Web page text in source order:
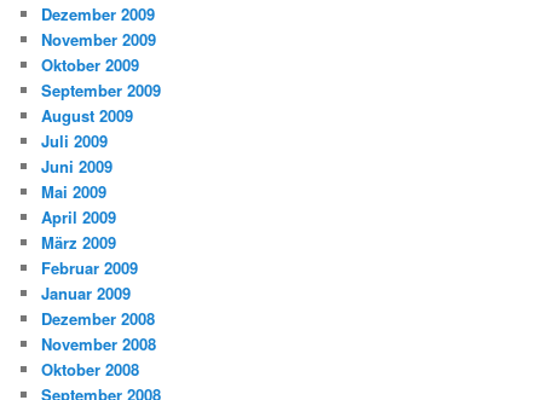
Dezember 2009
November 2009
Oktober 2009
September 2009
August 2009
Juli 2009
Juni 2009
Mai 2009
April 2009
März 2009
Februar 2009
Januar 2009
Dezember 2008
November 2008
Oktober 2008
September 2008